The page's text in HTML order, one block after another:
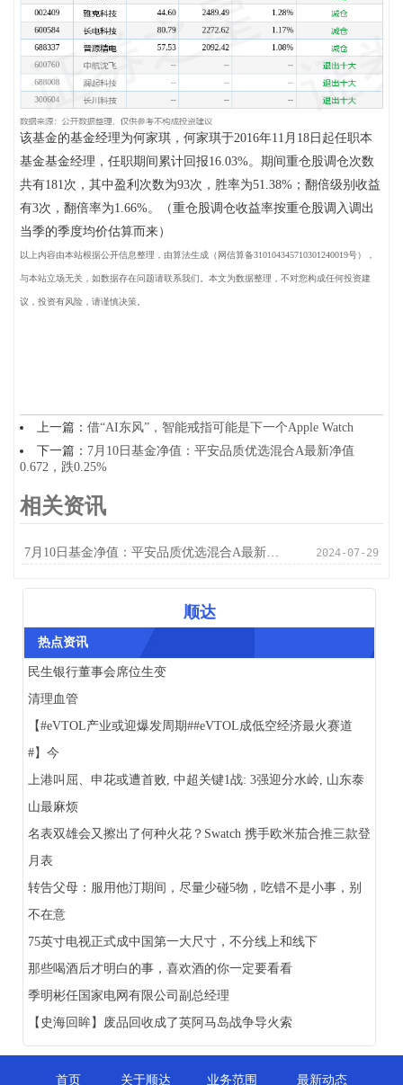
该基金的基金经理为何家琪，何家琪于2016年11月18日起任职本
基金基金经理，任职期间累计回报16.03%。期间重仓股调仓次数
共有181次，其中盈利次数为93次，胜率为51.38%；翻倍级别收益
有3次，翻倍率为1.66%。（重仓股调仓收益率按重仓股调入调出
当季的季度均价估算而来）
以上内容由本站根据公开信息整理，由算法生成（网信算备310104345710301240019号），
与本站立场无关，如数据存在问题请联系我们。本文为数据整理，不对您构成任何投资建
议，投资有风险，请谨慎决策。
上一篇： 借“AI东风”，智能戒指可能是下一个Apple Watch
下一篇： 7月10日基金净值：平安品质优选混合A最新净值
0.672，跌0.25%
相关资讯
7月10日基金净值：平安品质优选混合A最新净值0.672，跌0.25% 2024-07-29
顺达
热点资讯
民生银行董事会席位生变
清理血管
【#eVTOL产业或迎爆发周期##eVTOL成低空经济最火赛道
#】今
上港叫屈、申花或遭首败, 中超关键1战: 3强迎分水岭, 山东泰
山最麻烦
名表双雄会又擦出了何种火花？Swatch 携手欧米茄合推三款登
月表
转告父母：服用他汀期间，尽量少碰5物，吃错不是小事，别
不在意
75英寸电视正式成中国第一大尺寸，不分线上和线下
那些喝酒后才明白的事，喜欢酒的你一定要看看
季明彬任国家电网有限公司副总经理
【史海回眸】废品回收成了英阿马岛战争导火索
首页 关于顺达 业务范围 最新动态